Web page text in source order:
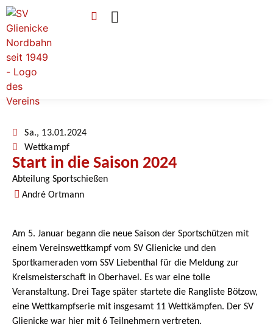
Sa., 13.01.2024
Wettkampf
Start in die Saison 2024
Abteilung Sportschießen
André Ortmann
Am 5. Januar begann die neue Saison der Sportschützen mit
einem Vereinswettkampf vom SV Glienicke und den
Sportkameraden vom SSV Liebenthal für die Meldung zur
Kreismeisterschaft in Oberhavel. Es war eine tolle
Veranstaltung. Drei Tage später startete die Rangliste Bötzow,
eine Wettkampfserie mit insgesamt 11 Wettkämpfen. Der SV
Glienicke war hier mit 6 Teilnehmern vertreten.